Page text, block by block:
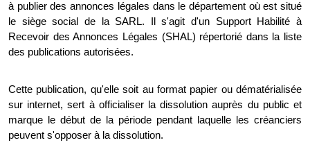
à publier des annonces légales dans le département où est situé
le siège social de la SARL. Il s'agit d'un Support Habilité à
Recevoir des Annonces Légales (SHAL) répertorié dans la liste
des publications autorisées.
Cette publication, qu'elle soit au format papier ou dématérialisée
sur internet, sert à officialiser la dissolution auprès du public et
marque le début de la période pendant laquelle les créanciers
peuvent s'opposer à la dissolution.